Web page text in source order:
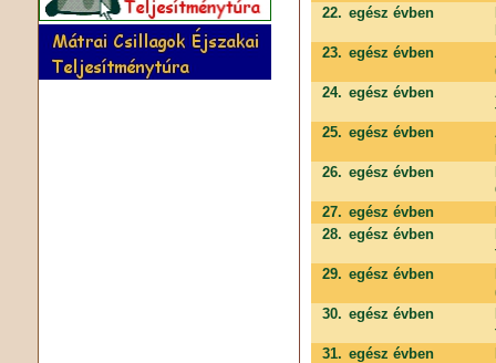
22. egész évben
23. egész évben
24. egész évben
25. egész évben
26. egész évben
27. egész évben
28. egész évben
29. egész évben
30. egész évben
31. egész évben